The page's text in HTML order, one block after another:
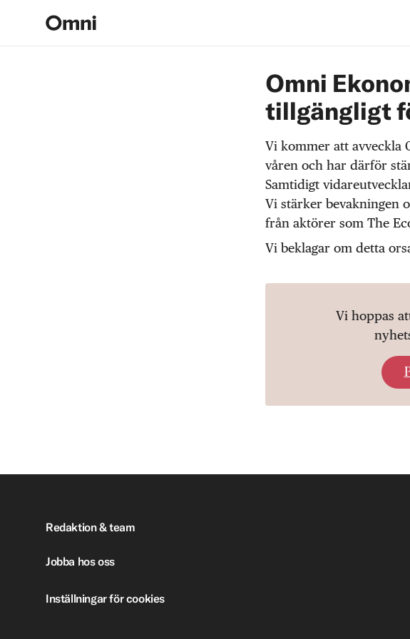
Omni
tillgängligt
Vi kommer att avveckla
våren och har därför
Samtidigt
Vi stärker bevakningen
från aktörer som The
Vi beklagar om detta
Vi hoppas
Redaktion & team
Jobba hos oss
Inställningar för cookies